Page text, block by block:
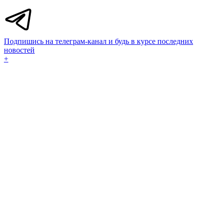
Подпишись на телеграм-канал и будь в курсе последних
новостей
+